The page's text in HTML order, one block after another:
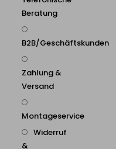
Beratung
B2B/Geschäftskunden
Zahlung &
Versand
Montageservice
Widerruf
&